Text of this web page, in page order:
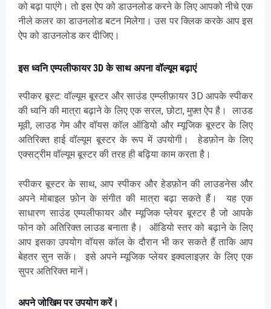
को बढ़ा पाएंगे। तो इस ऐप को डाउनलोड करने के लिए आपको नीचे एक
नीले कलर का डाउनलोड बटन मिलेगा। उस पर क्लिक करके आप इस
ऐप को डाउनलोड कर दीजिए।
इस ध्वनि एम्पलीफायर 3D के साथ अपना वॉल्यूम बढ़ाएं
स्पीकर बूस्ट: वॉल्यूम बूस्टर और साउंड एम्प्लीफ़ायर 3D आपके स्पीकर
की ध्वनि की मात्रा बढ़ाने के लिए एक सरल, छोटा, मुफ़्त ऐप है। लाउड
मूवी, लाउड गेम और वॉयस कॉल ऑडियो और म्यूजिक बूस्टर के लिए
अतिरिक्त हाई वॉल्यूम बूस्टर के रूप में उपयोगी। हेडफ़ोन के लिए
एक्सट्रीम वॉल्यूम बूस्टर की तरह ही बढ़िया काम करता है।
स्पीकर बूस्टर के साथ, आप स्पीकर और हेडफ़ोन की लाउडनेस और
अपने मोबाइल फ़ोन के संगीत की मात्रा बढ़ा सकते हैं। यह एक
साधारण साउंड एम्पलीफायर और म्यूजिक प्लेयर बूस्टर है जो आपके
फोन को अतिरिक्त लाउड बनाता है। ऑडियो स्तर को बढ़ाने के लिए
आप इसका उपयोग वॉयस कॉल के दौरान भी कर सकते हैं ताकि आप
बेहतर सुन सकें। इसे अपने म्यूजिक प्लेयर इक्वलाइज़र के लिए एक
सुपर अतिरिक्त मानें।
अपने जोखिम पर उपयोग करें।